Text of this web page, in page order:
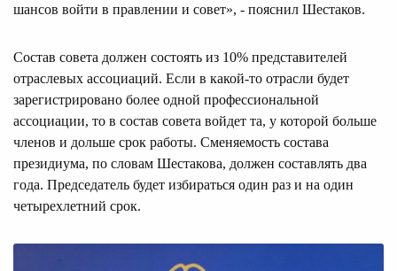
шансов войти в правлении и совет», - пояснил Шестаков.
Состав совета должен состоять из 10% представителей
отраслевых ассоциаций. Если в какой-то отрасли будет
зарегистрировано более одной профессиональной
ассоциации, то в состав совета войдет та, у которой больше
членов и дольше срок работы. Сменяемость состава
президиума, по словам Шестакова, должен составлять два
года. Председатель будет избираться один раз и на один
четырехлетний срок.